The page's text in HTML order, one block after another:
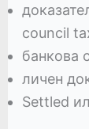
council
банкова
личен
Settled